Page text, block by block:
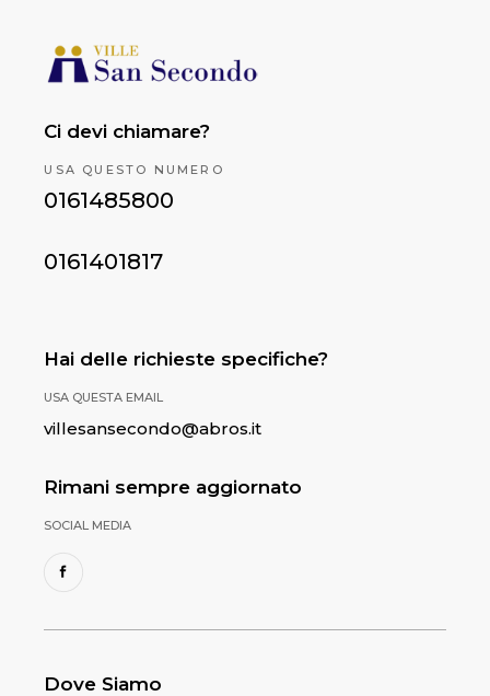
Ci devi chiamare?
USA QUESTO NUMERO
0161485800
0161401817
Hai delle richieste specifiche?
USA QUESTA EMAIL
villesansecondo@abros.it
Rimani sempre aggiornato
SOCIAL MEDIA
Dove Siamo